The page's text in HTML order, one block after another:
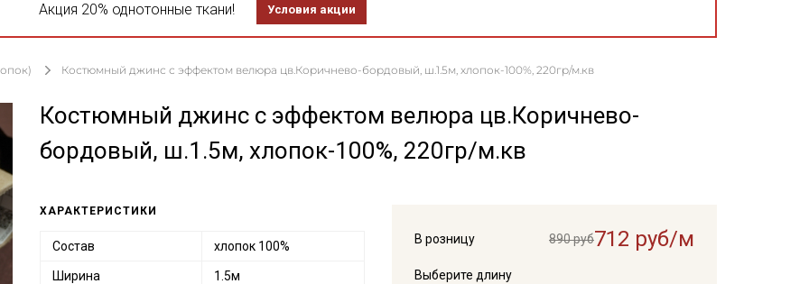
Акция 20% однотонные ткани! Условия акции
Костюмный джинс с эффектом велюра цв.Коричнево-бордовый, ш.1.5м, хлопок-100%, 220гр/м.кв
Костюмный джинс с эффектом велюра цв.Коричнево-
бордовый, ш.1.5м, хлопок-100%, 220гр/м.кв
В розницу 890 руб712 руб/м
Выберите длину
ХАРАКТЕРИСТИКИ
Состав хлопок 100%
Ширина 1.5м